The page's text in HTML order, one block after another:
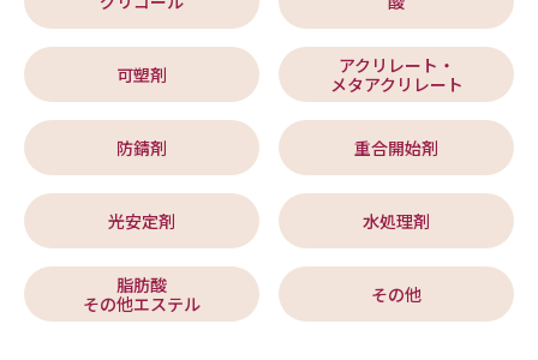
可塑剤
アクリレート・
メタアクリレート
防錆剤 重合開始剤
光安定剤 水処理剤
脂肪酸
その他エステル
その他